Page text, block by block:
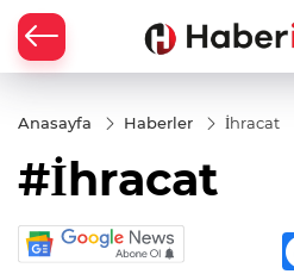
Anasayfa Haberler İhracat
#İhracat